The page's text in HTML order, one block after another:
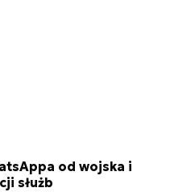
od wojska i
służb